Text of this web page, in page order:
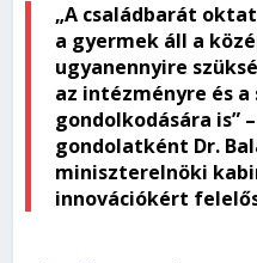
„A családbarát
a gyermek áll a
ugyanennyire
az intézményre és a
gondolkodására is”
gondolatként Dr.
miniszterelnöki
innovációkért